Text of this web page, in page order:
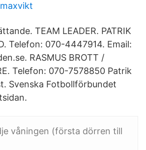
TEAM LEADER. PATRIK
Telefon: 070-4447914. Email:
RASMUS BROTT /
Telefon: 070-7578850 Patrik
Svenska Fotbollförbundet
våningen (första dörren till